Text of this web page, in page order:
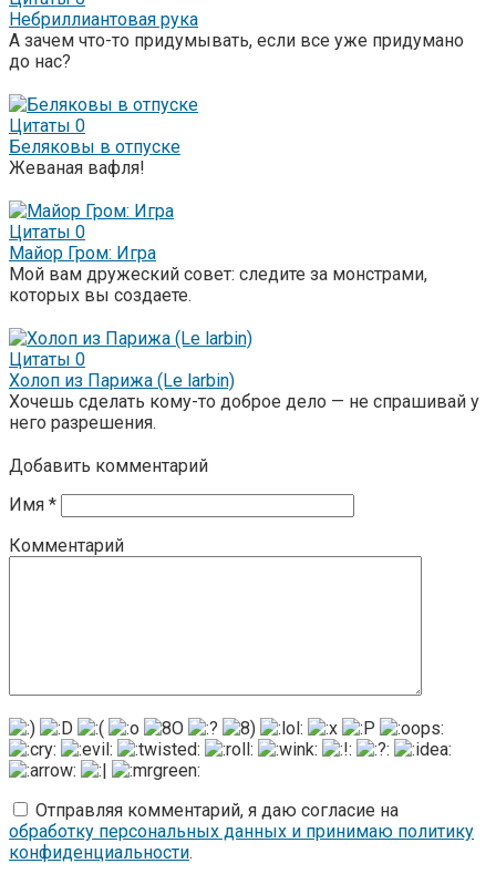
Небриллиантовая рука
А зачем что-то придумывать, если все уже придумано
до нас?
Цитаты 0
Беляковы в отпуске
Жеваная вафля!
Цитаты 0
Майор Гром: Игра
Мой вам дружеский совет: следите за монстрами,
которых вы создаете.
Цитаты 0
Холоп из Парижа (Le larbin)
Хочешь сделать кому-то доброе дело — не спрашивай у
него разрешения.
Добавить комментарий
Имя *
Комментарий
Отправляя комментарий, я даю согласие на
обработку персональных данных и принимаю политику
конфиденциальности.